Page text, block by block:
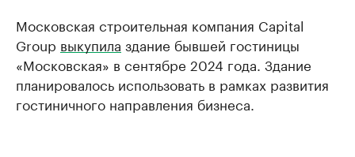
Московская строительная компания Capital
Group выкупила здание бывшей гостиницы
«Московская» в сентябре 2024 года. Здание
планировалось использовать в рамках развития
гостиничного направления бизнеса.